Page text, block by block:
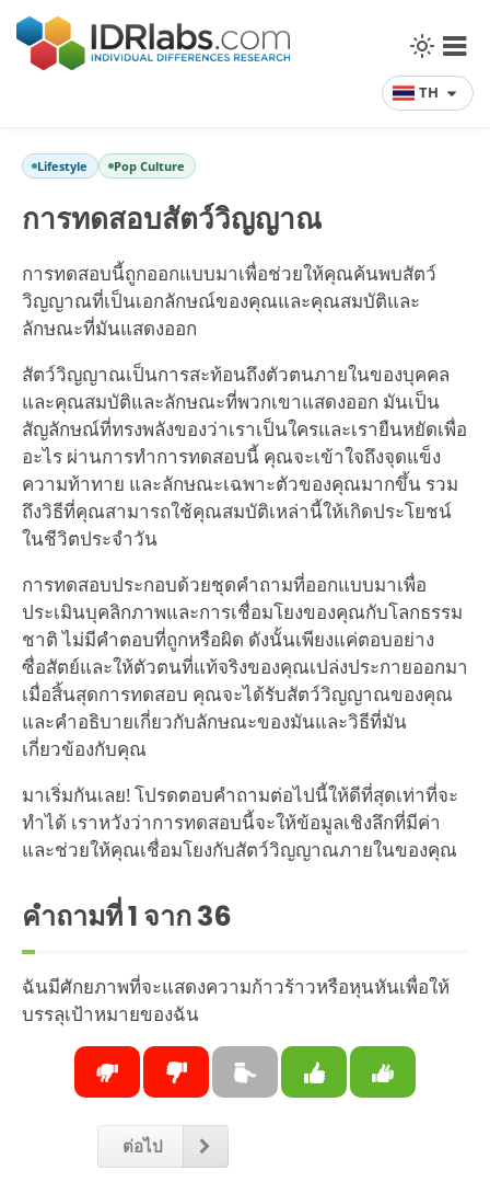
TH
Lifestyle Pop Culture
การทดสอบสัตว์วิญญาณ
การทดสอบนี้ถูกออกแบบมาเพื่อช่วยให้คุณค้นพบสัตว์
วิญญาณที่เป็นเอกลักษณ์ของคุณและคุณสมบัติและ
ลักษณะที่มันแสดงออก
สัตว์วิญญาณเป็นการสะท้อนถึงตัวตนภายในของบุคคล
และคุณสมบัติและลักษณะที่พวกเขาแสดงออก มันเป็น
สัญลักษณ์ที่ทรงพลังของว่าเราเป็นใครและเรายืนหยัดเพื่อ
อะไร ผ่านการทำการทดสอบนี้ คุณจะเข้าใจถึงจุดแข็ง
ความท้าทาย และลักษณะเฉพาะตัวของคุณมากขึ้น รวม
ถึงวิธีที่คุณสามารถใช้คุณสมบัติเหล่านี้ให้เกิดประโยชน์
ในชีวิตประจำวัน
การทดสอบประกอบด้วยชุดคำถามที่ออกแบบมาเพื่อ
ประเมินบุคลิกภาพและการเชื่อมโยงของคุณกับโลกธรรม
ชาติ ไม่มีคำตอบที่ถูกหรือผิด ดังนั้นเพียงแค่ตอบอย่าง
ซื่อสัตย์และให้ตัวตนที่แท้จริงของคุณเปล่งประกายออกมา
เมื่อสิ้นสุดการทดสอบ คุณจะได้รับสัตว์วิญญาณของคุณ
และคำอธิบายเกี่ยวกับลักษณะของมันและวิธีที่มัน
เกี่ยวข้องกับคุณ
มาเริ่มกันเลย! โปรดตอบคำถามต่อไปนี้ให้ดีที่สุดเท่าที่จะ
ทำได้ เราหวังว่าการทดสอบนี้จะให้ข้อมูลเชิงลึกที่มีค่า
และช่วยให้คุณเชื่อมโยงกับสัตว์วิญญาณภายในของคุณ
คำถามที่1 จาก 36
ฉันมีศักยภาพที่จะแสดงความก้าวร้าวหรือหุนหันเพื่อให้
บรรลุเป้าหมายของฉัน
ต่อไป